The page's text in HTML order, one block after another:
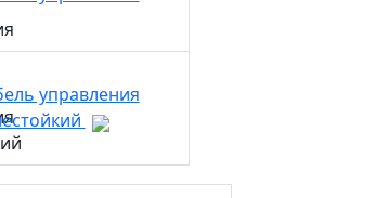
управления